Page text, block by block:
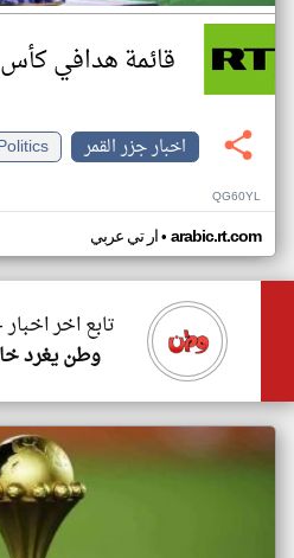
قائمة هدافي كأس
اخبار جزر القمر
QG60YL
ار تي عربي• arabic.rt.com
تابع اخر
وطن يغرد